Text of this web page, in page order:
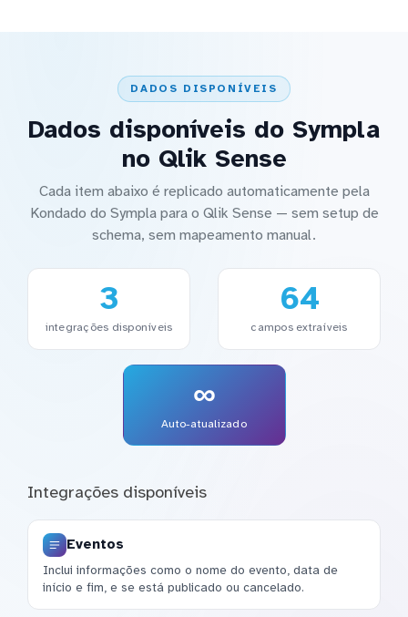
DADOS DISPONÍVEIS
Dados disponíveis do Sympla
no Qlik Sense
Cada item abaixo é replicado automaticamente pela
Kondado do Sympla para o Qlik Sense — sem setup de
schema, sem mapeamento manual.
3
integrações disponíveis
64
campos extraíveis
∞
Auto-atualizado
Integrações disponíveis
Eventos
Inclui informações como o nome do evento, data de
início e fim, e se está publicado ou cancelado.